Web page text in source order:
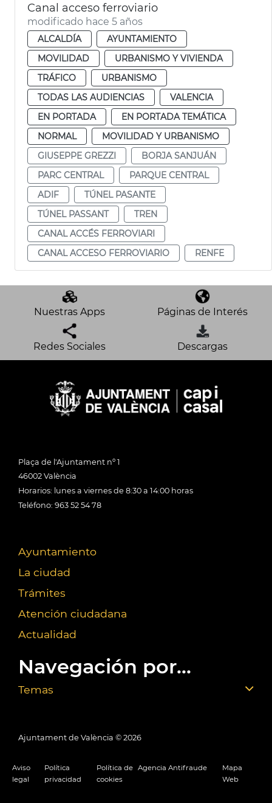
Canal acceso ferroviario
modificado hace 5 años
ALCALDÍA
AYUNTAMIENTO
MOVILIDAD
URBANISMO Y VIVIENDA
TRÁFICO
URBANISMO
TODAS LAS AUDIENCIAS
VALENCIA
EN PORTADA
EN PORTADA TEMÁTICA
NORMAL
MOVILIDAD Y URBANISMO
GIUSEPPE GREZZI
BORJA SANJUÁN
PARC CENTRAL
PARQUE CENTRAL
ADIF
TÚNEL PASANTE
TÚNEL PASSANT
TREN
CANAL ACCÉS FERROVIARI
CANAL ACCESO FERROVIARIO
RENFE
Nuestras Apps Páginas de Interés
Redes Sociales Descargas
Plaça de l'Ajuntament nº 1
46002 València
Horarios: lunes a viernes de 8:30 a 14:00 horas
Teléfono: 963 52 54 78
Ayuntamiento
La ciudad
Trámites
Atención ciudadana
Actualidad
Navegación por...
Temas
Ajuntament de València © 2026
Aviso
legal
Política
privacidad
Política de
cookies
Agencia Antifraude
Mapa
Web